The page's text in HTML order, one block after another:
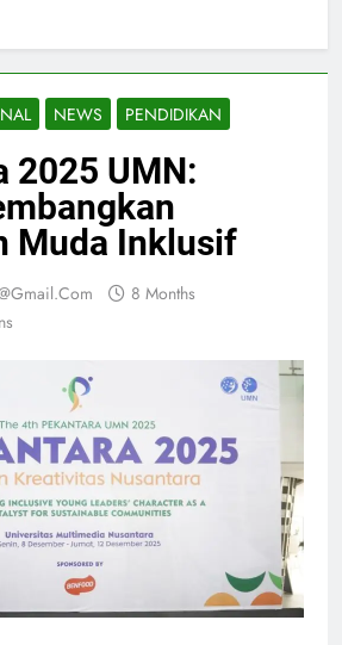
NEWS PENDIDIKAN
2025 UMN:
Muda Inklusif
8 Months